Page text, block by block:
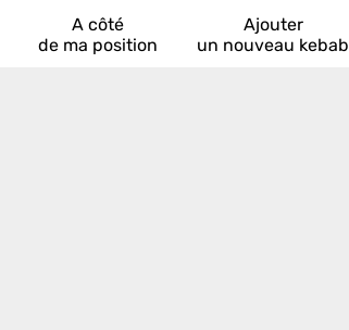
A côté
de ma position
Ajouter
un nouveau kebab